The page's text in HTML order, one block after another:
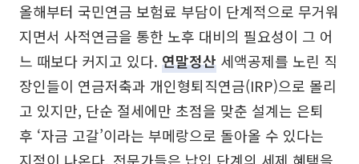
올해부터 국민연금 보험료 부담이 단계적으로 무거워
지면서 사적연금을 통한 노후 대비의 필요성이 그 어
느 때보다 커지고 있다. 연말정산 세액공제를 노린 직
장인들이 연금저축과 개인형퇴직연금(IRP)으로 몰리
고 있지만, 단순 절세에만 초점을 맞춘 설계는 은퇴
후 ‘자금 고갈’이라는 부메랑으로 돌아올 수 있다는
지적이 나온다. 전문가들은 납입 단계의 세제 혜택을